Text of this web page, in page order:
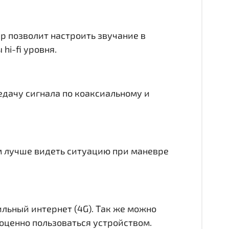
позволит настроить звучание в
hi-fi уровня.
сигнала по коаксиальному и
лучше видеть ситуацию при маневре
интернет (4G). Так же можно
пользоваться устройством.